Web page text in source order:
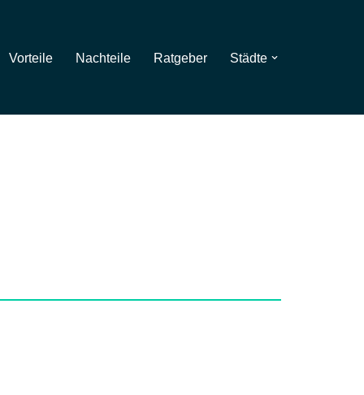
Vorteile Nachteile Ratgeber Städte